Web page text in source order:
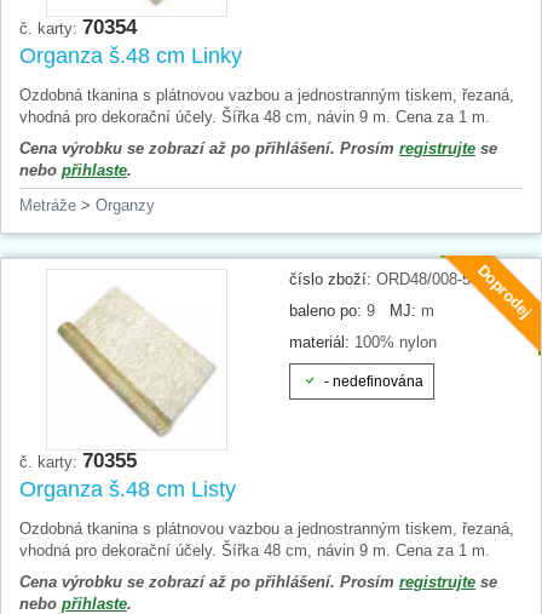
č. karty: 70354
Organza š.48 cm Linky
Ozdobná tkanina s plátnovou vazbou a jednostranným tiskem, řezaná,
vhodná pro dekorační účely. Šířka 48 cm, návin 9 m. Cena za 1 m.
Cena výrobku se zobrazí až po přihlášení. Prosím registrujte se
nebo přihlaste.
Metráže > Organzy
Doprodej
číslo zboží: ORD48/008-5
baleno po: 9 MJ: m
materiál: 100% nylon
- nedefinována
č. karty: 70355
Organza š.48 cm Listy
Ozdobná tkanina s plátnovou vazbou a jednostranným tiskem, řezaná,
vhodná pro dekorační účely. Šířka 48 cm, návin 9 m. Cena za 1 m.
Cena výrobku se zobrazí až po přihlášení. Prosím registrujte se
nebo přihlaste.